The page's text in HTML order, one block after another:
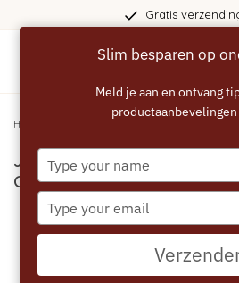
Gratis
Home
JURA Smart+ Care Kit v3 -
Onderhoudspakket
Slim besparen op
Meld je aan en ontvang
productaanbevelingen
Type
your
name
Type
your
email